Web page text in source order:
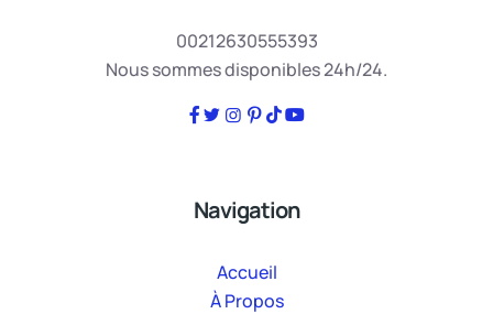
00212630555393
Nous sommes disponibles 24h/24.
Navigation
Accueil
À Propos